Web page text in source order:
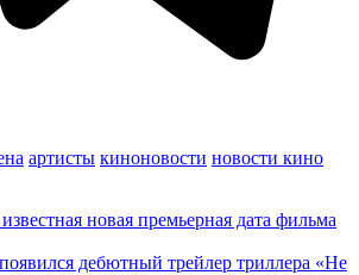
артисты киноновости новости кино
новая премьерная дата фильма
дебютный трейлер триллера «Не